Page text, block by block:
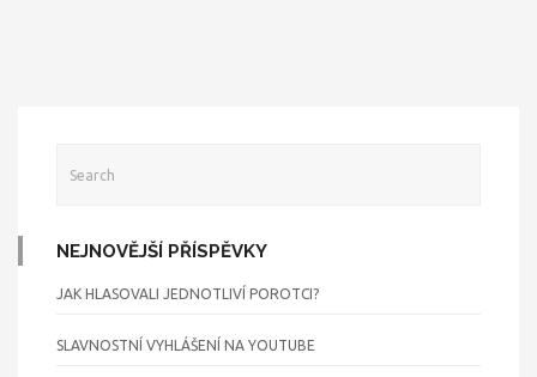
NEJNOVĚJŠÍ PŘÍSPĚVKY
JAK HLASOVALI JEDNOTLIVÍ POROTCI?
SLAVNOSTNÍ VYHLÁŠENÍ NA YOUTUBE